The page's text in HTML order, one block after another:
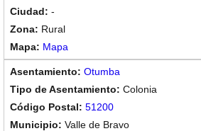
-
Rural
Mapa
Otumba
Colonia
51200
Valle de Bravo